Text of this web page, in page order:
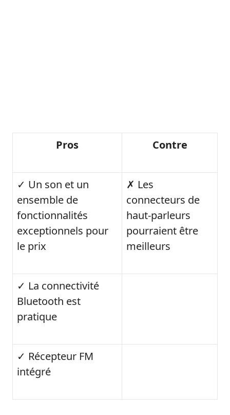
Pros Contre
✓ Un son et un
ensemble de
fonctionnalités
exceptionnels pour
le prix
✗ Les
connecteurs de
haut-parleurs
pourraient être
meilleurs
✓ La connectivité
Bluetooth est
pratique
✓ Récepteur FM
intégré